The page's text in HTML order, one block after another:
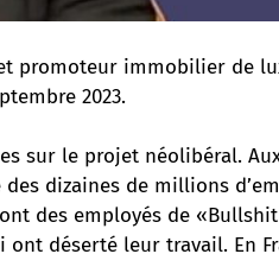
promoteur immobilier de
2023.
sur le projet néolibéral.
dizaines de millions
des employés de
déserté leur travail. En